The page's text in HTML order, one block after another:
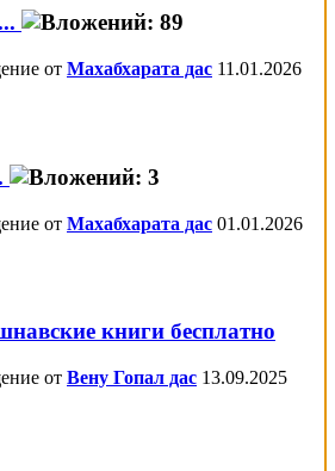
от Махабхарата дас 11.01.2026
от Махабхарата дас 01.01.2026
книги бесплатно
от Вену Гопал дас 13.09.2025